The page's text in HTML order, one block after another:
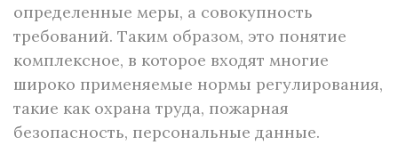
определенные меры, а совокупность
требований. Таким образом, это понятие
комплексное, в которое входят многие
широко применяемые нормы регулирования,
такие как охрана труда, пожарная
безопасность, персональные данные.